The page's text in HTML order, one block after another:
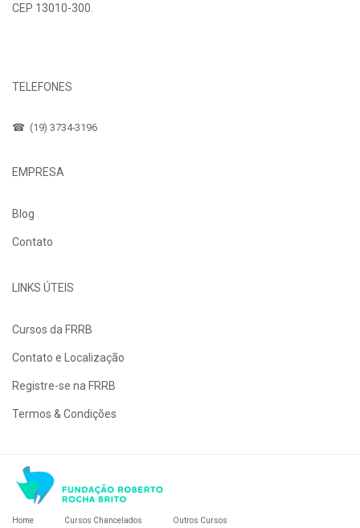
CEP 13010-300.
TELEFONES
☎ (19) 3734-3196
EMPRESA
Blog
Contato
LINKS ÚTEIS
Cursos da FRRB
Contato e Localização
Registre-se na FRRB
Termos & Condições
Home Cursos Chancelados Outros Cursos